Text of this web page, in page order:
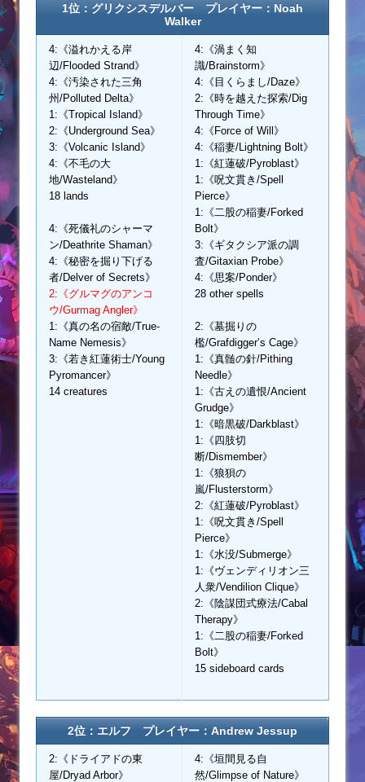
1位：グリクシスデルバー プレイヤー：Noah
Walker
4:《溢れかえる岸
辺/Flooded Strand》
4:《汚染された三角
州/Polluted Delta》
1:《Tropical Island》
2:《Underground Sea》
3:《Volcanic Island》
4:《不毛の大
地/Wasteland》
18 lands
4:《死儀礼のシャーマ
ン/Deathrite Shaman》
4:《秘密を掘り下げる
者/Delver of Secrets》
2:《グルマグのアンコ
ウ/Gurmag Angler》
1:《真の名の宿敵/True-
Name Nemesis》
3:《若き紅蓮術士/Young
Pyromancer》
14 creatures
4:《渦まく知
識/Brainstorm》
4:《目くらまし/Daze》
2:《時を越えた探索/Dig
Through Time》
4:《Force of Will》
4:《稲妻/Lightning Bolt》
1:《紅蓮破/Pyroblast》
1:《呪文貫き/Spell
Pierce》
1:《二股の稲妻/Forked
Bolt》
3:《ギタクシア派の調
査/Gitaxian Probe》
4:《思案/Ponder》
28 other spells
2:《墓掘りの
檻/Grafdigger’s Cage》
1:《真髄の針/Pithing
Needle》
1:《古えの遺恨/Ancient
Grudge》
1:《暗黒破/Darkblast》
1:《四肢切
断/Dismember》
1:《狼狽の
嵐/Flusterstorm》
2:《紅蓮破/Pyroblast》
1:《呪文貫き/Spell
Pierce》
1:《水没/Submerge》
1:《ヴェンディリオン三
人衆/Vendilion Clique》
2:《陰謀団式療法/Cabal
Therapy》
1:《二股の稲妻/Forked
Bolt》
15 sideboard cards
2位：エルフ プレイヤー：Andrew Jessup
2:《ドライアドの東
屋/Dryad Arbor》
4:《垣間見る自
然/Glimpse of Nature》